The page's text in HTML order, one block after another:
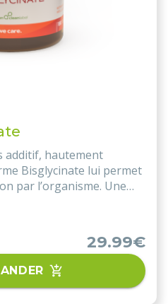
additif, hautement
Bisglycinate lui permet
par l’organisme. Une
29.99€